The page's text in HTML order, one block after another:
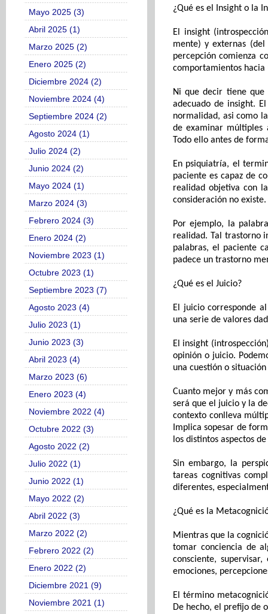
Mayo 2025 (3)
Abril 2025 (1)
Marzo 2025 (2)
Enero 2025 (2)
Diciembre 2024 (2)
Noviembre 2024 (4)
Septiembre 2024 (2)
Agosto 2024 (1)
Julio 2024 (2)
Junio 2024 (2)
Mayo 2024 (1)
Marzo 2024 (3)
Febrero 2024 (3)
Enero 2024 (2)
Noviembre 2023 (1)
Octubre 2023 (1)
Septiembre 2023 (7)
Agosto 2023 (4)
Julio 2023 (1)
Junio 2023 (3)
Abril 2023 (4)
Marzo 2023 (6)
Enero 2023 (4)
Noviembre 2022 (4)
Octubre 2022 (3)
Agosto 2022 (2)
Julio 2022 (1)
Junio 2022 (1)
Mayo 2022 (2)
Abril 2022 (3)
Marzo 2022 (2)
Febrero 2022 (2)
Enero 2022 (2)
Diciembre 2021 (9)
Noviembre 2021 (1)
¿Qué es el nsight o la
El insight
mente) y externas (del
percepción comienza
comportamientos hacia
Ni que decir tiene
adecuado de insight. El
normalidad, asi como
de examinar múltiples
Todo ello antes de
En psiquiatría, el
paciente es capaz de
realidad objetiva con
consideración no existe.
Por ejemplo, la
realidad. Tal trastorno
palabras, el paciente
padece un trastorno
¿Qué es el Juicio?
El juicio corresponde
una serie de valores
El insight
opinión o juicio.
una cuestión o
Cuanto mejor y más
será que el juicioy la
contexto conlleva
Implicasopesar de
los distintos aspectos
Sin embargo, la
tareas cognitivas
diferentes,
¿Qué es la M
Mientras que la
tomar conciencia de
consciente, supervisar,
emociones,
El término
De hecho, el prefijo de